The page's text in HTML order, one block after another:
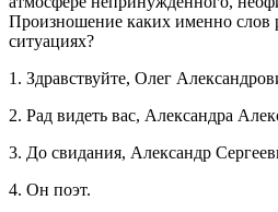
Произношение каких именно слов
ситуациях?
1. Здравствуйте, Олег
2. Рад видеть вас, Александра
3. До свидания, Александр
4. Он поэт.